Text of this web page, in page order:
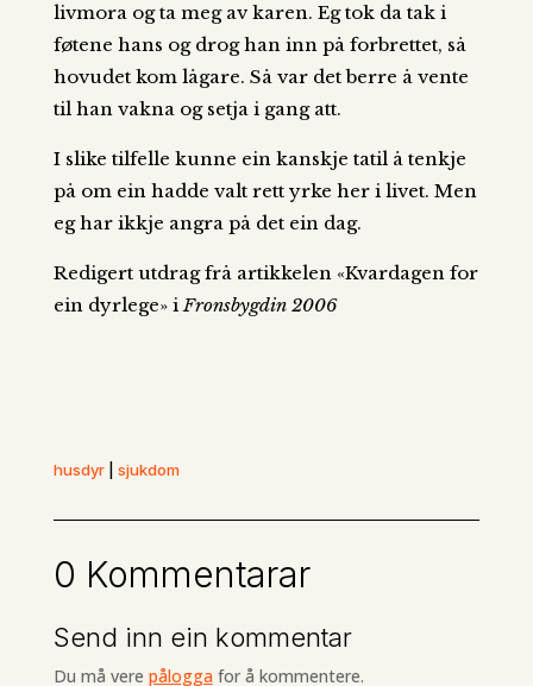
livmora og ta meg av karen. Eg tok da tak i
føtene hans og drog han inn på forbrettet, så
hovudet kom lågare. Så var det berre å vente
til han vakna og setja i gang att.
I slike tilfelle kunne ein kanskje tatil å tenkje
på om ein hadde valt rett yrke her i livet. Men
eg har ikkje angra på det ein dag.
Redigert utdrag frå artikkelen «Kvardagen for
ein dyrlege» iFronsbygdin 2006
husdyr| sjukdom
0 Kommentarar
Send inn ein kommentar
Du må vere påloggafor å kommentere.